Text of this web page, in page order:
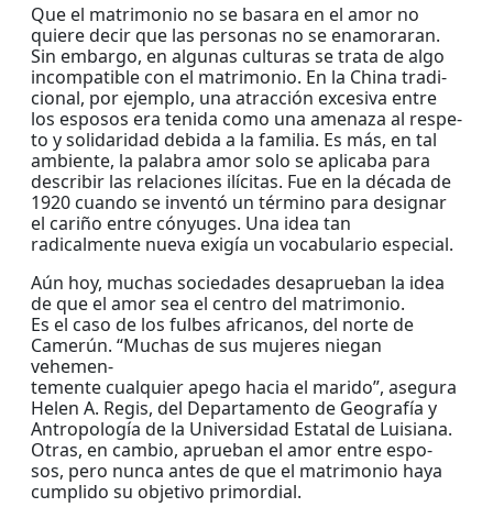
Que el matrimonio no se basara en el amor no
quiere decir que las personas no se enamoraran.
Sin embargo, en algunas culturas se trata de algo
incompatible con el matrimonio. En la China tradi-
cional, por ejemplo, una atracción excesiva entre
los esposos era tenida como una amenaza al respe-
to y solidaridad debida a la familia. Es más, en tal
ambiente, la palabra amor solo se aplicaba para
describir las relaciones ilícitas. Fue en la década de
1920 cuando se inventó un término para designar
el cariño entre cónyuges. Una idea tan
radicalmente nueva exigía un vocabulario especial.
Aún hoy, muchas sociedades desaprueban la idea
de que el amor sea el centro del matrimonio.
Es el caso de los fulbes africanos, del norte de
Camerún. “Muchas de sus mujeres niegan
vehemen-
temente cualquier apego hacia el marido”, asegura
Helen A. Regis, del Departamento de Geografía y
Antropología de la Universidad Estatal de Luisiana.
Otras, en cambio, aprueban el amor entre espo-
sos, pero nunca antes de que el matrimonio haya
cumplido su objetivo primordial.